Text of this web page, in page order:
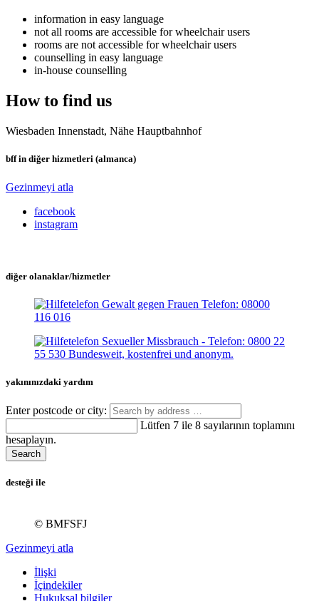
information in easy language
not all rooms are accessible for wheelchair users
rooms are not accessible for wheelchair users
counselling in easy language
in-house counselling
How to find us
Wiesbaden Innenstadt, Nähe Hauptbahnhof
bff in diğer hizmetleri (almanca)
Gezinmeyi atla
facebook
instagram
diğer olanaklar/hizmetler
yakınınızdaki yardım
Enter postcode or city:
Lütfen 7 ile 8 sayılarının toplamını
hesaplayın.
Search
desteği ile
© BMFSFJ
Gezinmeyi atla
İlişki
İçindekiler
Hukuksal bilgiler